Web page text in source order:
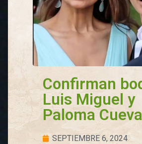
Confirman
Luis Miguel y
Paloma
SEPTIEMBRE 6, 2024